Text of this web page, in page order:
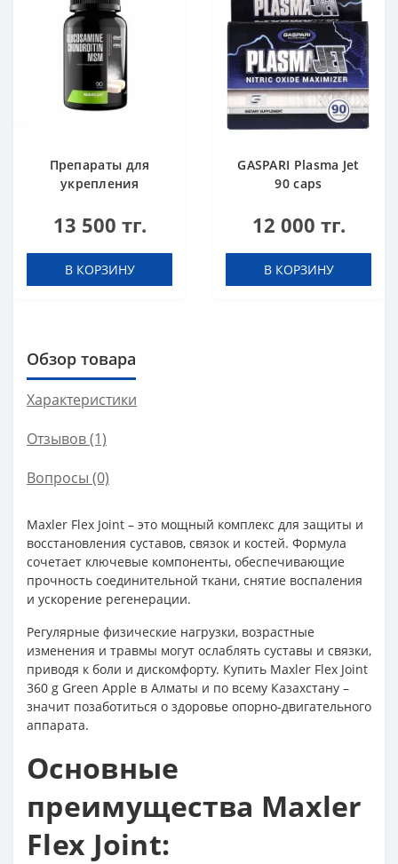
Препараты для
укрепления
Maxler Glucosamine
tabs black
13 500 тг.
В КОРЗИНУ
GASPARI Plasma Jet
90 caps
12 000 тг.
В КОРЗИНУ
Обзор товара
Характеристики
Отзывов (1)
Вопросы (0)
Maxler Flex Joint – это мощный комплекс для защиты и
восстановления суставов, связок и костей. Формула
сочетает ключевые компоненты, обеспечивающие
прочность соединительной ткани, снятие воспаления
и ускорение регенерации.
Регулярные физические нагрузки, возрастные
изменения и травмы могут ослаблять суставы и связки,
приводя к боли и дискомфорту. Купить Maxler Flex Joint
360 g Green Apple в Алматы и по всему Казахстану –
значит позаботиться о здоровье опорно-двигательного
аппарата.
Основные
преимущества Maxler
Flex Joint: